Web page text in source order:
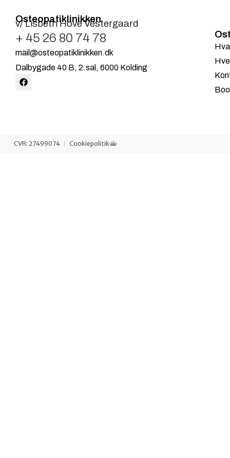
Osteopatiklinikken
v/ Lisbeth Hove Vestergaard
+ 45 26 80 74 78
mail@osteopatiklinikken.dk
Dalbygade 40 B, 2.sal, 6000 Kolding
CVR: 27499074 Cookiepolitik